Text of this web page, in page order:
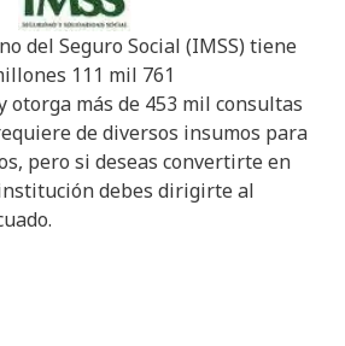
del Seguro Social (IMSS) tiene
111 mil 761
otorga más de 453 mil consultas
de diversos insumos para
pero si deseas convertirte en
debes dirigirte al